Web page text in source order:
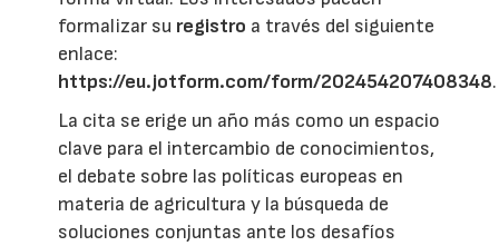
formalizar su registro a través del siguiente
enlace:
https://eu.jotform.com/form/202454207408348.
La cita se erige un año más como un espacio
clave para el intercambio de conocimientos,
el debate sobre las políticas europeas en
materia de agricultura y la búsqueda de
soluciones conjuntas ante los desafíos